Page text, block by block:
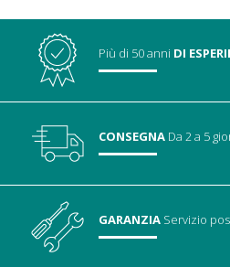
Più di 50 anni DI
CONSEGNA Da 2 a 5
GARANZIA Servizio